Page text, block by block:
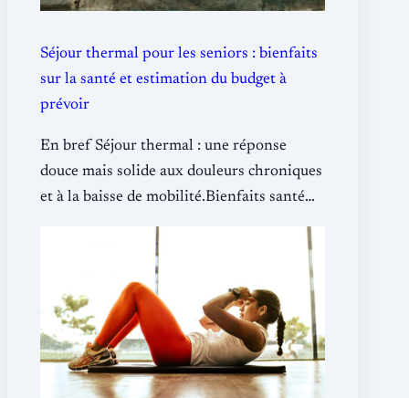
Séjour thermal pour les seniors : bienfaits
sur la santé et estimation du budget à
prévoir
En bref Séjour thermal : une réponse
douce mais solide aux douleurs chroniques
et à la baisse de mobilité.Bienfaits santé…